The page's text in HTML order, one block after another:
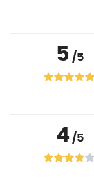
5 /5
4/5